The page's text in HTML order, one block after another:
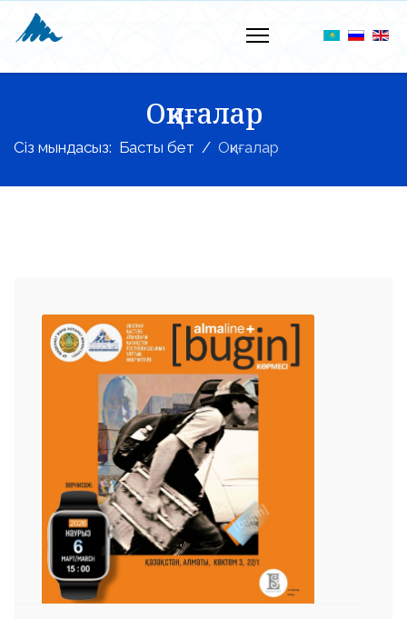
Оқиғалар
Сіз мындасыз: Басты бет Оқиғалар